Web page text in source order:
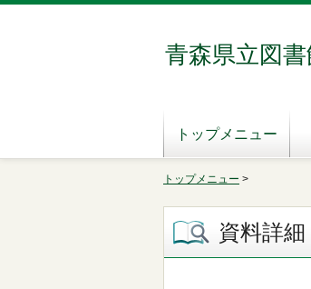
青森県立図書
トップメニュー
トップメニュー >
資料詳細